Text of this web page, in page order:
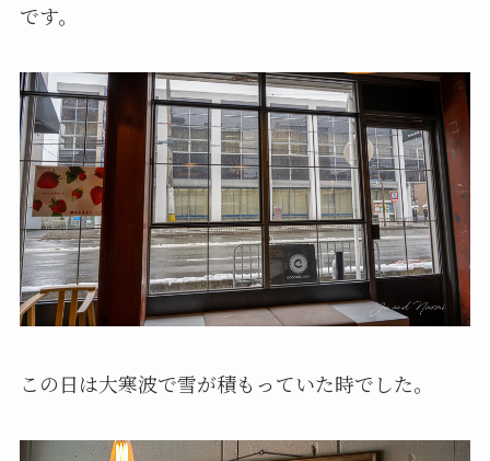
です。
この日は大寒波で雪が積もっていた時でした。